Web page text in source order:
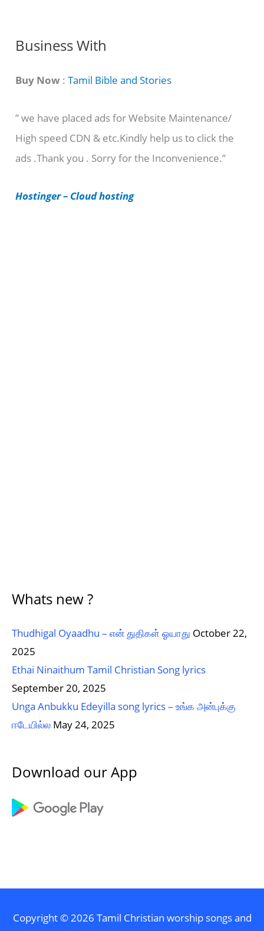
C
t
g
o
r
e
Business With
Buy Now :Tamil Bible and Stories
” we have placed ads for Website Maintenance/
High speed CDN & etc.Kindly help us to click the
ads .Thank you . Sorry for the Inconvenience.”
Hostinger – Cloud hosting
Whats new ?
Thudhigal Oyaadhu – என் துதிகள் ஓயாது October 22,
2025
Ethai Ninaithum Tamil Christian Song lyrics
September 20, 2025
Unga Anbukku Edeyilla song lyrics – உங்க அன்புக்கு
ஈடேயில்ல May 24, 2025
Download our App
Copyright © 2026 Tamil Christian worship songs and